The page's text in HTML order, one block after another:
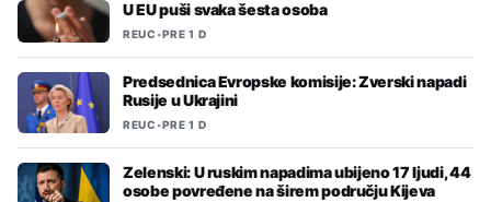
U EU puši svaka šesta osoba
REUC•PRE 1 D
Predsednica Evropske komisije: Zverski napadi
Rusije u Ukrajini
REUC•PRE 1 D
Zelenski: U ruskim napadima ubijeno 17 ljudi, 44
osobe povređene na širem području Kijeva